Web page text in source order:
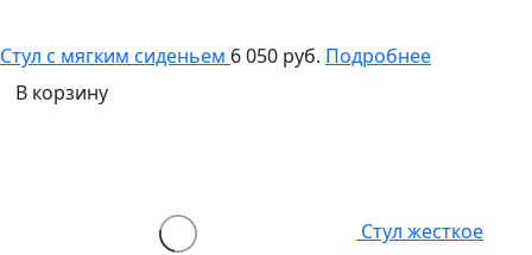
Стул с мягким сиденьем 6 050 руб. Подробнее
В корзину
Стул жесткое